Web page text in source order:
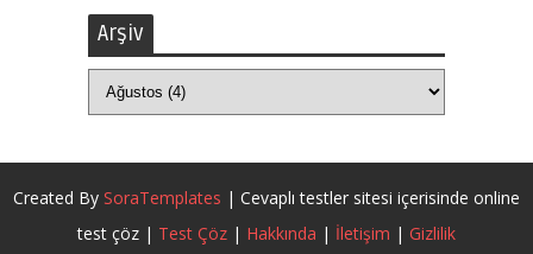
Arşiv
Created By SoraTemplates | Cevaplı testler sitesi içerisinde online
test çöz | Test Çöz| Hakkında | İletişim | Gizlilik